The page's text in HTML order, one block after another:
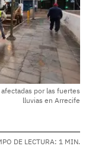
por las fuertes
lluvias en Arrecife
DE LECTURA: 1 MIN.